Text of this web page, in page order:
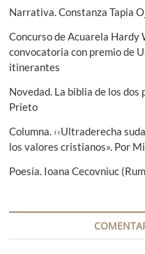
n
d
e
n
t
r
a
a
s
o
:
u
e
n
Narrativa. Constanza Tapia
Concurso de Acuarela
convocatoria con premio de
itinerantes
Novedad. La biblia de los
Prieto
Columna. ‹‹Ultraderecha
los valores cristianos». Por
Poesía. Ioana Cecovniuc